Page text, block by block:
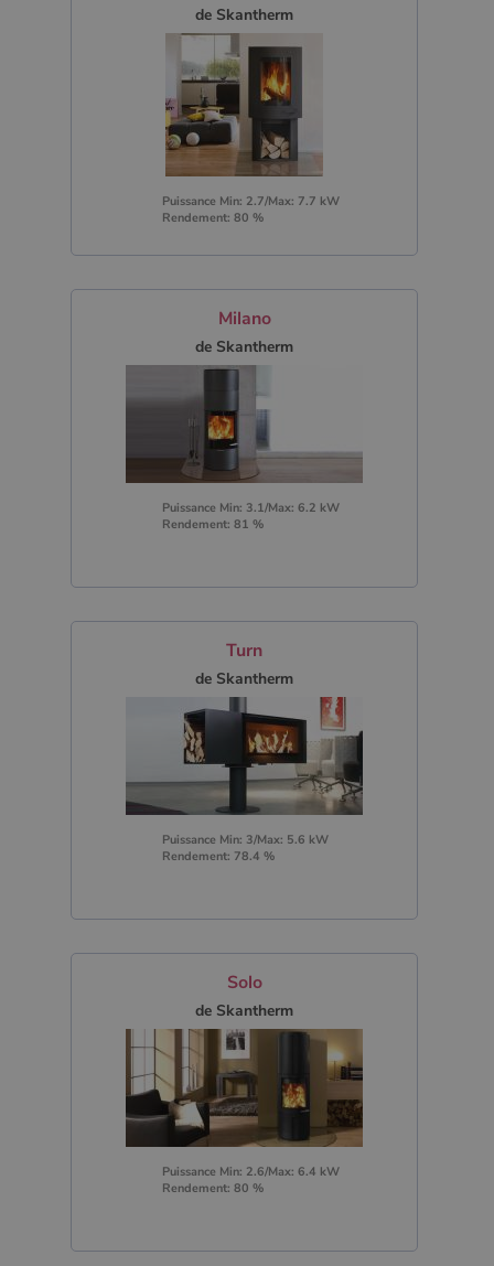
de Skantherm
Puissance Min: 2.7/Max: 7.7 kW
Rendement: 80 %
Milano
de Skantherm
Puissance Min: 3.1/Max: 6.2 kW
Rendement: 81 %
Turn
de Skantherm
Puissance Min: 3/Max: 5.6 kW
Rendement: 78.4 %
Solo
de Skantherm
Puissance Min: 2.6/Max: 6.4 kW
Rendement: 80 %